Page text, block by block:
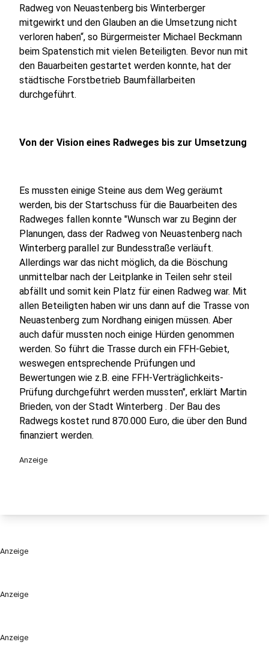
Anzeige
Anzeige
Radweg von Neuastenberg bis Winterberger
mitgewirkt und den Glauben an die Umsetzung nicht
verloren haben“, so Bürgermeister Michael Beckmann
beim Spatenstich mit vielen Beteiligten. Bevor nun mit
den Bauarbeiten gestartet werden konnte, hat der
städtische Forstbetrieb Baumfällarbeiten
durchgeführt.
Von der Vision eines Radweges bis zur Umsetzung
Es mussten einige Steine aus dem Weg geräumt
werden, bis der Startschuss für die Bauarbeiten des
Radweges fallen konnte "Wunsch war zu Beginn der
Planungen, dass der Radweg von Neuastenberg nach
Winterberg parallel zur Bundesstraße verläuft.
Allerdings war das nicht möglich, da die Böschung
unmittelbar nach der Leitplanke in Teilen sehr steil
abfällt und somit kein Platz für einen Radweg war. Mit
allen Beteiligten haben wir uns dann auf die Trasse von
Neuastenberg zum Nordhang einigen müssen. Aber
auch dafür mussten noch einige Hürden genommen
werden. So führt die Trasse durch ein FFH-Gebiet,
weswegen entsprechende Prüfungen und
Bewertungen wie z.B. eine FFH-Verträglichkeits-
Prüfung durchgeführt werden mussten", erklärt Martin
Brieden, von der Stadt Winterberg . Der Bau des
Radwegs kostet rund 870.000 Euro, die über den Bund
finanziert werden.
Anzeige
Anzeige